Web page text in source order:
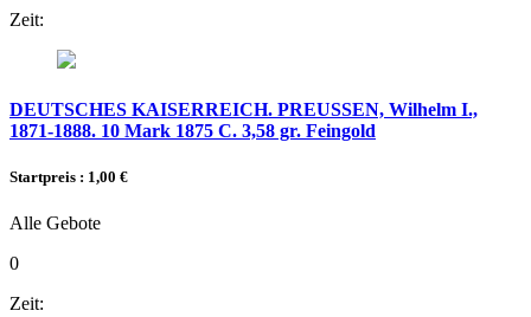
Zeit:
DEUTSCHES KAISERREICH. PREUSSEN, Wilhelm I.,
1871-1888. 10 Mark 1875 C. 3,58 gr. Feingold
Startpreis : 1,00 €
Alle Gebote
0
Zeit: